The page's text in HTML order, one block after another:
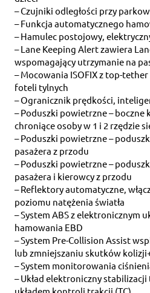
– Czujniki odległości przy
– Funkcja automatycznego
– Hamulec postojowy,
– Lane Keeping Alert zawiera
wspomagający utrzymanie na
– Mocowania ISOFIX z top-
foteli tylnych
– Ogranicznik prędkości,
– Poduszki powietrzne –
chroniące osoby w 1 i 2 rzędzie
– Poduszki powietrzne –
pasażera z przodu
– Poduszki powietrzne –
pasażera i kierowcy z przodu
– Reflektory automatyczne,
poziomu natężenia światła
– System ABS z elektronicznym
hamowania EBD
– System Pre-Collision Assist
lub zmniejszaniu skutków
– System monitorowania
– Układ elektroniczny stabilizacji
układem kontroli trakcji (TC)